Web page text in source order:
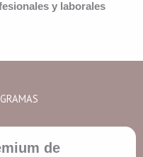
y laborales
de